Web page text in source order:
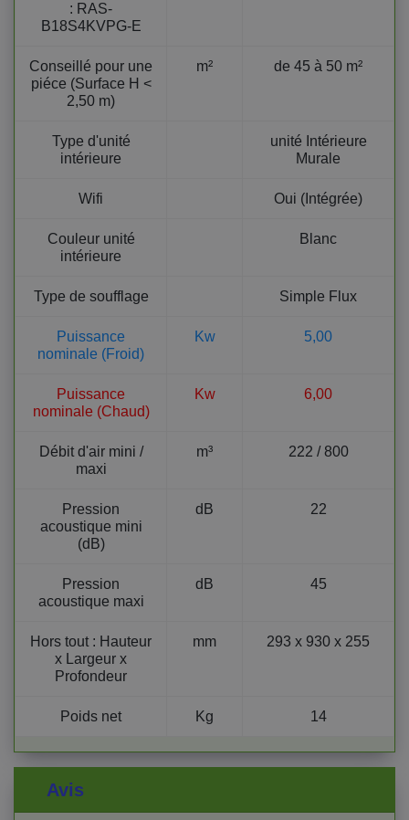
: RAS-
B18S4KVPG-E
Conseillé pour une
piéce (Surface H <
2,50 m)
m² de 45 à 50 m²
Type d'unité
intérieure
unité Intérieure
Murale
Wifi Oui (Intégrée)
Couleur unité
intérieure
Blanc
Type de soufflage Simple Flux
Puissance
nominale (Froid)
Kw 5,00
Puissance
nominale (Chaud)
Kw 6,00
Débit d'air mini /
maxi
m³ 222 / 800
Pression
acoustique mini
(dB)
dB 22
Pression
acoustique maxi
dB 45
Hors tout : Hauteur
x Largeur x
Profondeur
mm 293 x 930 x 255
Poids net Kg 14
Avis